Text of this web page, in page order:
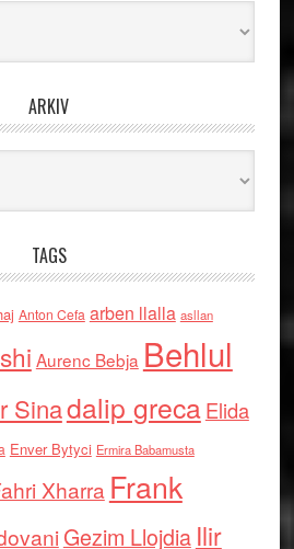
ARKIV
TAGS
Anton Cefa arben llalla asllan
Aurenc Bebja Behlul
Sinadalip grecaElida
Enver Bytyci Ermira Babamusta
Xharra Frank
Gezim Llojdia Ilir